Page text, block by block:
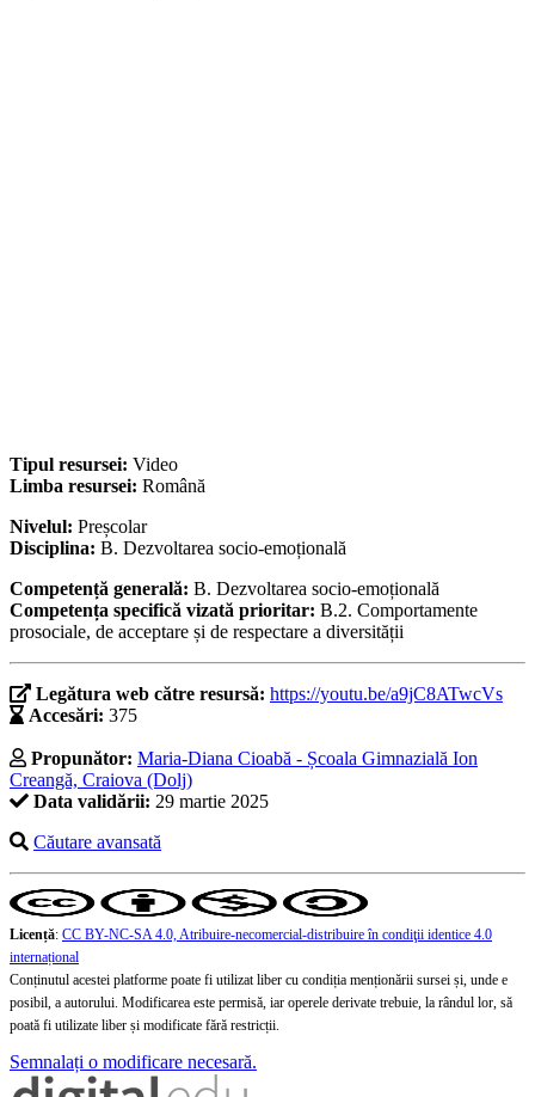
Tipul resursei: Video
Limba resursei: Română
Nivelul: Preșcolar
Disciplina: B. Dezvoltarea socio-emoțională
Competență generală: B. Dezvoltarea socio-emoțională
Competența specifică vizată prioritar: B.2. Comportamente
prosociale, de acceptare și de respectare a diversității
Legătura web către resursă: https://youtu.be/a9jC8ATwcVs
Accesări: 375
Propunător: Maria-Diana Cioabă - Școala Gimnazială Ion
Creangă, Craiova (Dolj)
Data validării: 29 martie 2025
Căutare avansată
Licență: CC BY-NC-SA 4.0, Atribuire-necomercial-distribuire în condiţii identice 4.0
internațional
Conținutul acestei platforme poate fi utilizat liber cu condiția menționării sursei și, unde e
posibil, a autorului. Modificarea este permisă, iar operele derivate trebuie, la rândul lor, să
poată fi utilizate liber și modificate fără restricții.
Semnalați o modificare necesară.